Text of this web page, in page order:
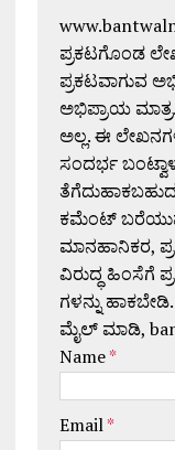
ಪ್ರಕಟಗೊಂಡ
ಪ್ರಕಟವಾಗುವ
ಅಭಿಪ್ರಾಯ
ಅಲ್ಲ. ಈ
ಸಂದರ್ಭ
ಕಮೆಂಟ್ ಬರೆಯುವ
ಮಾನಹಾನಿಕರ,
ವಿರುದ್ಧ ಹಿಂಸೆಗೆ
ಗಳನ್ನು
ಮೈಲ್ ಮಾಡಿ,
Name*
Email*